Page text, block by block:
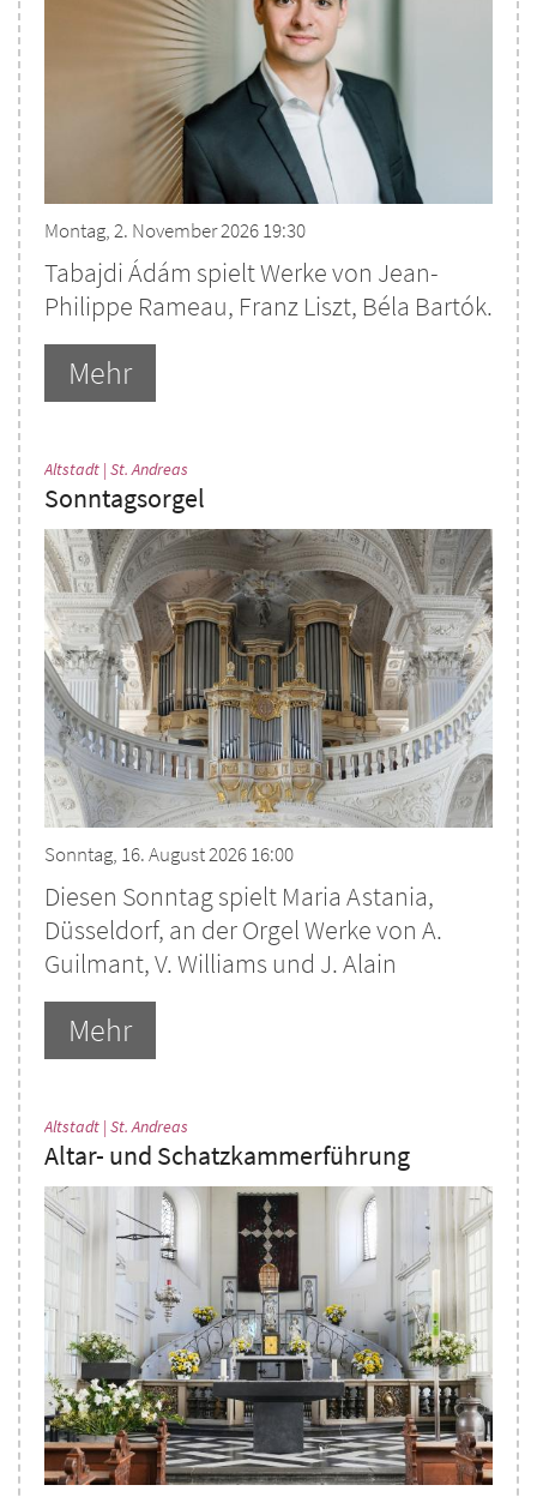
Montag, 2. November 2026 19:30
Tabajdi Ádám spielt Werke von Jean-
Philippe Rameau, Franz Liszt, Béla Bartók.
Mehr
Altstadt | St. Andreas
Sonntagsorgel
Sonntag, 16. August 2026 16:00
Diesen Sonntag spielt Maria Astania,
Düsseldorf, an der Orgel Werke von A.
Guilmant, V. Williams und J. Alain
Mehr
Altstadt | St. Andreas
Altar- und Schatzkammerführung